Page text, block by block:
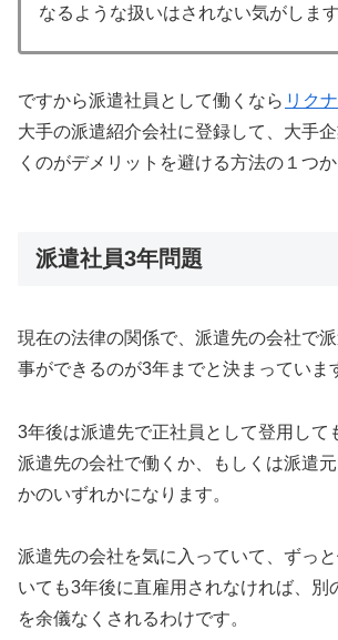
なるような扱いはされない気がします
ですから派遣社員として働くなら リク
大手の派遣紹介会社に登録して、大手
くのがデメリットを避ける方法の１つか
派遣社員3年問題
現在の法律の関係で、派遣先の会社で
事ができるのが3年までと決まっていま
3年後は派遣先で正社員として登用して
派遣先の会社で働くか、もしくは派遣
かのいずれかになります。
派遣先の会社を気に入っていて、ずっ
いても3年後に直雇用されなければ、別
を余儀なくされるわけです。